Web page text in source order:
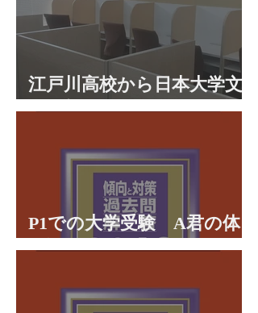
江戸川高校から日本大学文
理学部に合格 合格体験談
P1での大学受験 A君の体
験談パート２